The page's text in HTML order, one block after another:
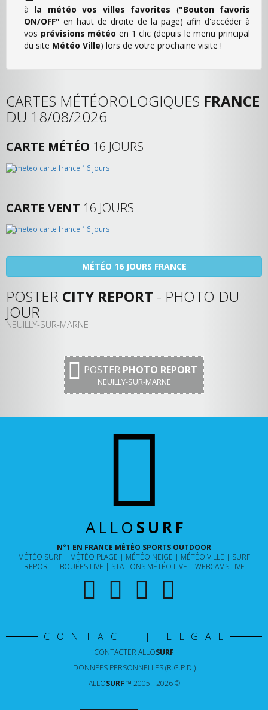
à la météo vos villes favorites ("Bouton favoris
ON/OFF" en haut de droite de la page) afin d'accéder à
vos prévisions météo en 1 clic (depuis le menu principal
du site Météo Ville) lors de votre prochaine visite !
CARTES MÉTÉOROLOGIQUES FRANCE
DU 18/08/2026
CARTE MÉTÉO 16 JOURS
CARTE VENT 16 JOURS
MÉTÉO 16 JOURS FRANCE
POSTER CITY REPORT - PHOTO DU
JOUR
NEUILLY-SUR-MARNE
POSTER PHOTO REPORT
NEUILLY-SUR-MARNE
ALLO SURF
N°1 EN FRANCE MÉTÉO SPORTS OUTDOOR
MÉTÉO SURF
MÉTÉO PLAGE MÉTÉO NEIGE MÉTÉO VILLE
SURF
REPORT
BOUÉES LIVE STATIONS MÉTÉO LIVE WEBCAMS LIVE
CONTACT | LÉGAL
CONTACTER ALLOSURF
DONNÉES PERSONNELLES (R.G.P.D.)
ALLOSURF ™ 2005 - 2026 ©